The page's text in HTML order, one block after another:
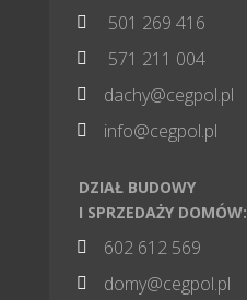
 501 269 416
 571 211 004
 dachy@cegpol.pl
 info@cegpol.pl
DZIAŁ BUDOWY
I SPRZEDAŻY DOMÓW:
 602 612 569
 domy@cegpol.pl